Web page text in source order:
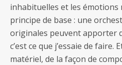
inhabituelles et les émotions
principe de base : une
originales peuvent apporter
c’est ce que j’essaie de faire.
matériel, de la façon de